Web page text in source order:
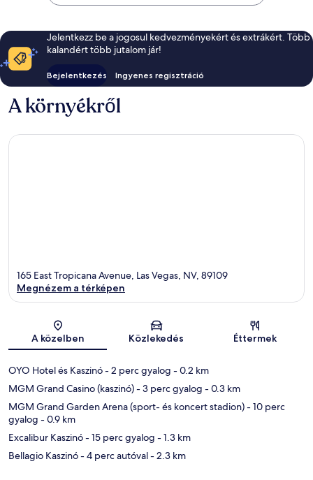
Jelentkezz be a jogosul kedvezményekért és extrákért. Több
kalandért több jutalom jár!
Bejelentkezés Ingyenes regisztráció
A környékről
Térkép
165 East Tropicana Avenue, Las Vegas, NV, 89109
Megnézem a térképen
A közelben Közlekedés Éttermek
OYO Hotel és Kaszinó- 2 perc gyalog - 0.2 km
MGM Grand Casino (kaszinó)- 3 perc gyalog - 0.3 km
MGM Grand Garden Arena (sport- és koncert stadion)- 10 perc
gyalog - 0.9 km
Excalibur Kaszinó- 15 perc gyalog - 1.3 km
Bellagio Kaszinó- 4 perc autóval- 2.3 km